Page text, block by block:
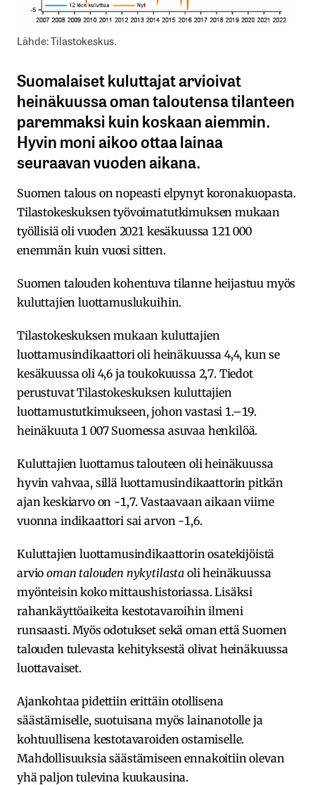
Lähde: Tilastokeskus.
Suomalaiset kuluttajat arvioivat
heinäkuussa oman taloutensa tilanteen
paremmaksi kuin koskaan aiemmin.
Hyvin moni aikoo ottaa lainaa
seuraavan vuoden aikana.
Suomen talous on nopeasti elpynyt koronakuopasta.
Tilastokeskuksen työvoimatutkimuksen mukaan
työllisiä oli vuoden 2021 kesäkuussa 121 000
enemmän kuin vuosi sitten.
Suomen talouden kohentuva tilanne heijastuu myös
kuluttajien luottamuslukuihin.
Tilastokeskuksen mukaan kuluttajien
luottamusindikaattori oli heinäkuussa 4,4, kun se
kesäkuussa oli 4,6 ja toukokuussa 2,7. Tiedot
perustuvat Tilastokeskuksen kuluttajien
luottamustutkimukseen, johon vastasi 1.–19.
heinäkuuta 1 007 Suomessa asuvaa henkilöä.
Kuluttajien luottamus talouteen oli heinäkuussa
hyvin vahvaa, sillä luottamusindikaattorin pitkän
ajan keskiarvo on -1,7. Vastaavaan aikaan viime
vuonna indikaattori sai arvon -1,6.
Kuluttajien luottamusindikaattorin osatekijöistä
arvio oman talouden nykytilasta oli heinäkuussa
myönteisin koko mittaushistoriassa. Lisäksi
rahankäyttöaikeita kestotavaroihin ilmeni
runsaasti. Myös odotukset sekä oman että Suomen
talouden tulevasta kehityksestä olivat heinäkuussa
luottavaiset.
Ajankohtaa pidettiin erittäin otollisena
säästämiselle, suotuisana myös lainanotolle ja
kohtuullisena kestotavaroiden ostamiselle.
Mahdollisuuksia säästämiseen ennakoitiin olevan
yhä paljon tulevina kuukausina.